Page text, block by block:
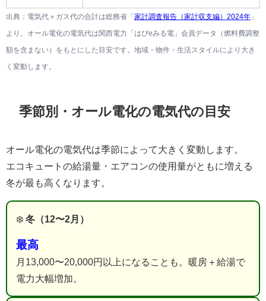
出典：電気代＋ガス代の合計は総務省「 家計調査報告（家計収支編）2024年 」
より。オール電化の電気代は関西電力「はぴeみる電」会員データ（燃料費調整
額を含まない）をもとにした目安です。地域・物件・生活スタイルにより大き
く変動します。
季節別・オール電化の電気代の目安
オール電化の電気代は季節によって大きく変動します。
エコキュートの給湯量・エアコンの使用量がともに増える
冬が最も高くなります。
❄️ 冬（12〜2月）
最高
月13,000〜20,000円以上になることも。暖房＋給湯で
電力大幅増加。